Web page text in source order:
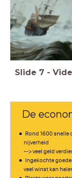
Slide 7 -
De
Rond 1600 snelle
nijverheid
--> veel geld
Ingekochte
veel winst kan